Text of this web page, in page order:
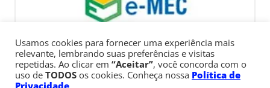
Usamos cookies para fornecer uma experiência mais
relevante, lembrando suas preferências e visitas
repetidas. Ao clicar em “Aceitar”, você concorda com o
uso de TODOS os cookies. Conheça nossa Política de
Privacidade.